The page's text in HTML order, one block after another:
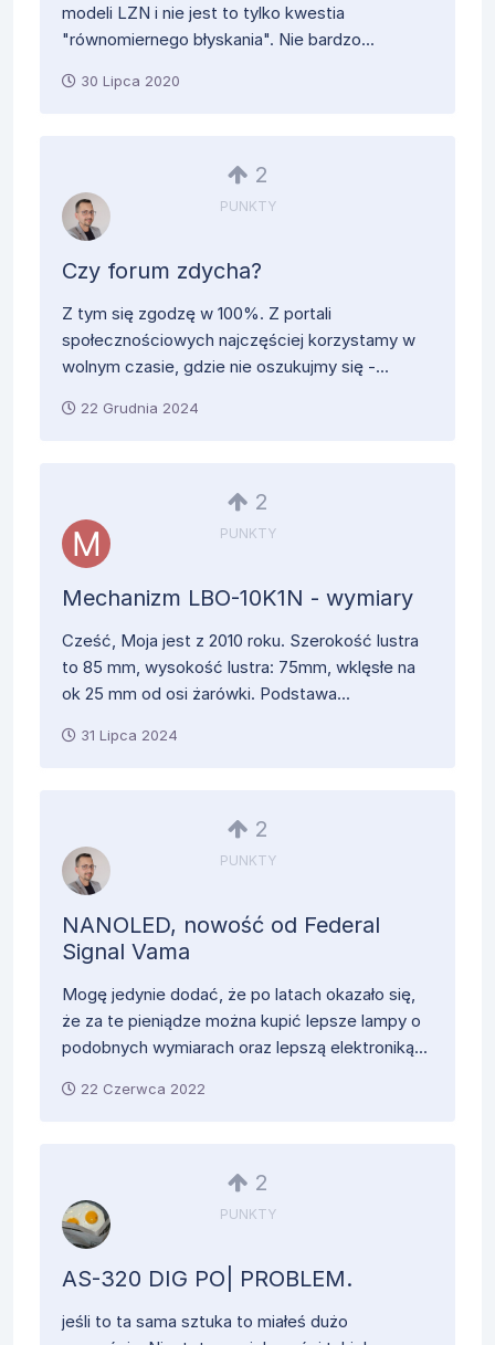
modeli LZN i nie jest to tylko kwestia
"równomiernego błyskania". Nie bardzo...
30 Lipca 2020
2
PUNKTY
Czy forum zdycha?
Z tym się zgodzę w 100%. Z portali
społecznościowych najczęściej korzystamy w
wolnym czasie, gdzie nie oszukujmy się -...
22 Grudnia 2024
2
PUNKTY
Mechanizm LBO-10K1N - wymiary
Cześć, Moja jest z 2010 roku. Szerokość lustra
to 85 mm, wysokość lustra: 75mm, wklęsłe na
ok 25 mm od osi żarówki. Podstawa...
31 Lipca 2024
2
PUNKTY
NANOLED, nowość od Federal
Signal Vama
Mogę jedynie dodać, że po latach okazało się,
że za te pieniądze można kupić lepsze lampy o
podobnych wymiarach oraz lepszą elektroniką...
22 Czerwca 2022
2
PUNKTY
AS-320 DIG PO| PROBLEM.
jeśli to ta sama sztuka to miałeś dużo